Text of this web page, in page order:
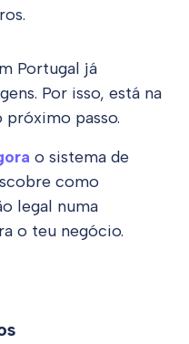
Portugal já
Por isso, está na
próximo passo.
o sistema de
como
legal numa
o teu negócio.